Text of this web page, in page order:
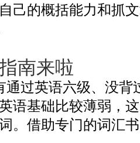
自己的概括能力和
南来啦
英语六级、没背
语基础比较薄弱，
。借助专门的词汇